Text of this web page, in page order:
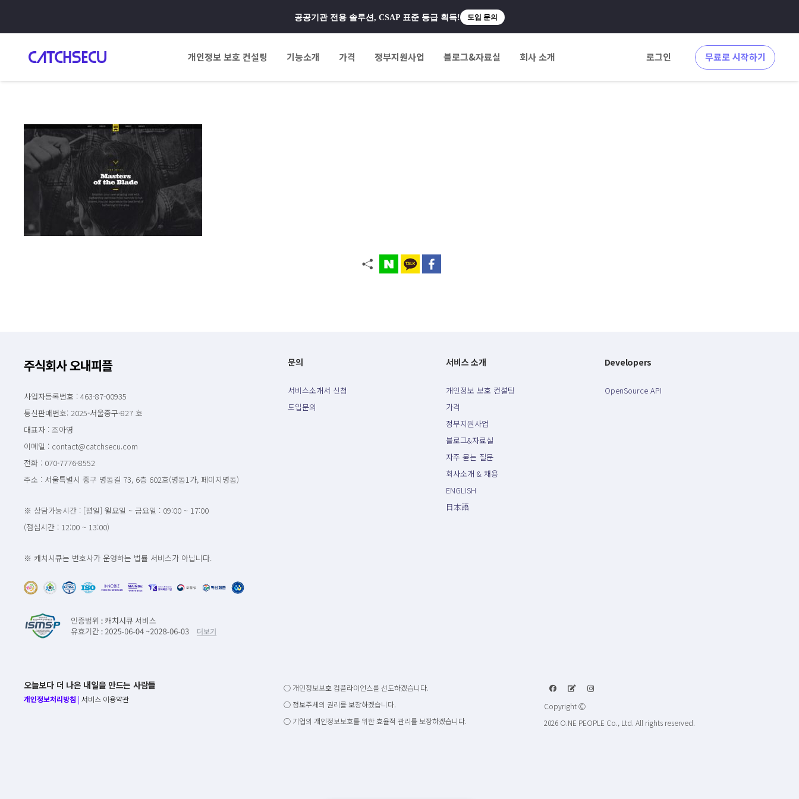
공공기관 전용 솔루션, CSAP 표준 등급 획득! 도입 문의
개인정보 보호 컨설팅 기능소개 가격 정부지원사업 블로그&자료실 회사 소개 로그인 무료로 시작하기
주식회사 오내피플
사업자등록번호 : 463-87-00935
통신판매번호: 2025-서울중구-827 호
대표자 : 조아영
이메일 : contact@catchsecu.com
전화 : 070-7776-8552
주소 : 서울특별시 중구 명동길 73, 6층 602호(명동1가, 페이지명동)
※ 상담가능시간 : [평일] 월요일 ~ 금요일 : 09:00 ~ 17:00
(점심시간 : 12:00 ~ 13:00)
※ 캐치시큐는 변호사가 운영하는 법률 서비스가 아닙니다.
문의
서비스소개서 신청
도입문의
서비스 소개
개인정보 보호 컨설팅
가격
정부지원사업
블로그&자료실
자주 묻는 질문
회사소개 & 채용
ENGLISH
日本語
Developers
OpenSource API
오늘보다 더 나은 내일을 만드는 사람들
개인정보처리방침 | 서비스 이용약관
○ 개인정보보호 컴플라이언스를 선도하겠습니다.
○ 정보주체의 권리를 보장하겠습니다.
○ 기업의 개인정보보호를 위한 효율적 관리를 보장하겠습니다.
Copyright Ⓒ
2026 O.NE PEOPLE Co., Ltd. All rights reserved.